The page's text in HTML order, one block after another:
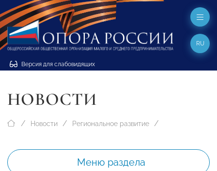
Версия для слабовидящих
RU
НОВОСТИ
Новости Региональное развитие
Меню раздела